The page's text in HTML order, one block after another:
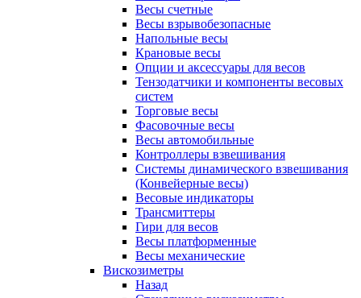
Весы счетные
Весы взрывобезопасные
Напольные весы
Крановые весы
Опции и аксессуары для весов
Тензодатчики и компоненты весовых
систем
Торговые весы
Фасовочные весы
Весы автомобильные
Контроллеры взвешивания
Системы динамического взвешивания
(Конвейерные весы)
Весовые индикаторы
Трансмиттеры
Гири для весов
Весы платформенные
Весы механические
Вискозиметры
Назад